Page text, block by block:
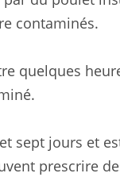
contaminés.
quelques
sept jours et
prescrire